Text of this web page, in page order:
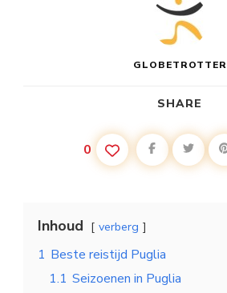
GLOBETROTTER
SHARE
0
Inhoud verberg
1 Beste reistijd Puglia
1.1 Seizoenen in Puglia